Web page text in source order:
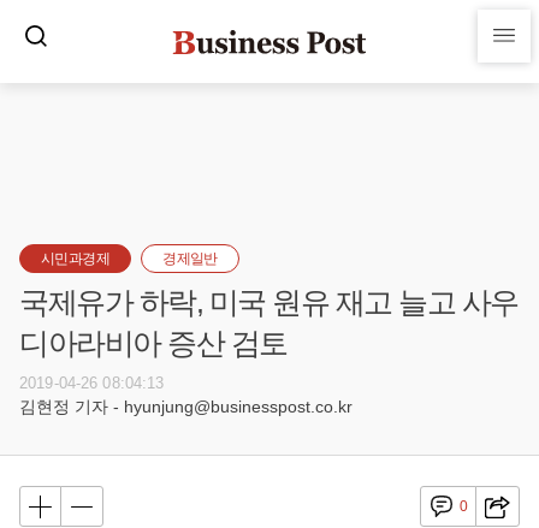
시민과경제 경제일반
국제유가 하락, 미국 원유 재고 늘고 사우
디아라비아 증산 검토
2019-04-26 08:04:13
김현정 기자 - hyunjung@businesspost.co.kr
0